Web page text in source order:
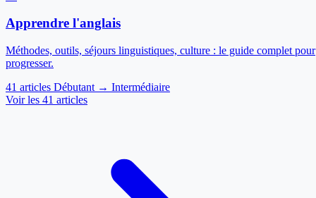
Apprendre l'anglais
Méthodes, outils, séjours linguistiques, culture : le guide complet pour
progresser.
41 articles Débutant → Intermédiaire
Voir les 41 articles